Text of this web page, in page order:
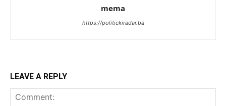
mema
https://politickiradar.ba
LEAVE A REPLY